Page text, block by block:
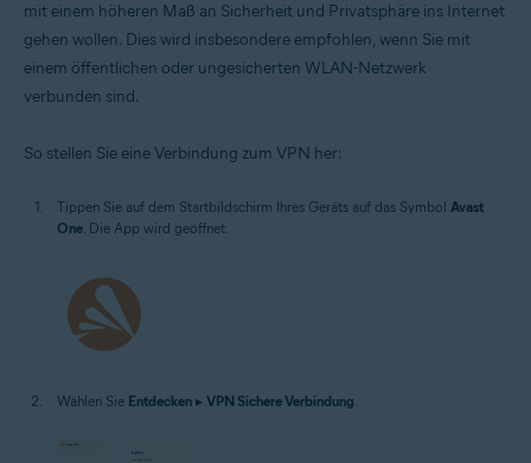
mit einem höheren Maß an Sicherheit und Privatsphäre ins Internet
gehen wollen. Dies wird insbesondere empfohlen, wenn Sie mit
einem öffentlichen oder ungesicherten WLAN-Netzwerk
verbunden sind.
So stellen Sie eine Verbindung zum VPN her:
Tippen Sie auf dem Startbildschirm Ihres Geräts auf das Symbol Avast
One. Die App wird geöffnet.
Wählen Sie Entdecken ▸ VPN Sichere Verbindung.